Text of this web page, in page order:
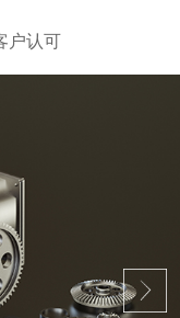
户认可